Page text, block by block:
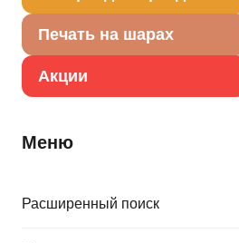
Печать на шарах
Акции
Меню
Расширенный поиск
Шар имеет встроенный клапан
забудьте закрепить шар на
Надутый шар летает от 3 дней.
Товар из раздела